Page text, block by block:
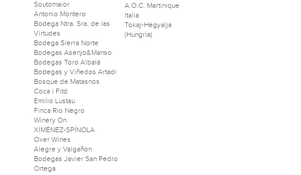
Soutomaior
Antonio Montero
Bodega Ntra. Sra. de las
Virtudes
Bodega Sierra Norte
Bodegas Asenjo&Manso
Bodegas Toro Albalá
Bodegas y Viñedos Artadi
Bosque de Matasnos
Coca i Fitó
Emilio Lustau
Finca Rio Negro
Winery On
XIMÉNEZ-SPÍNOLA
Oxer Wines
Alegre y Valgañon
Bodegas Javier San Pedro
Ortega
A.O.C. Martinique
Italia
Tokaj-Hegyalja
(Hungría)